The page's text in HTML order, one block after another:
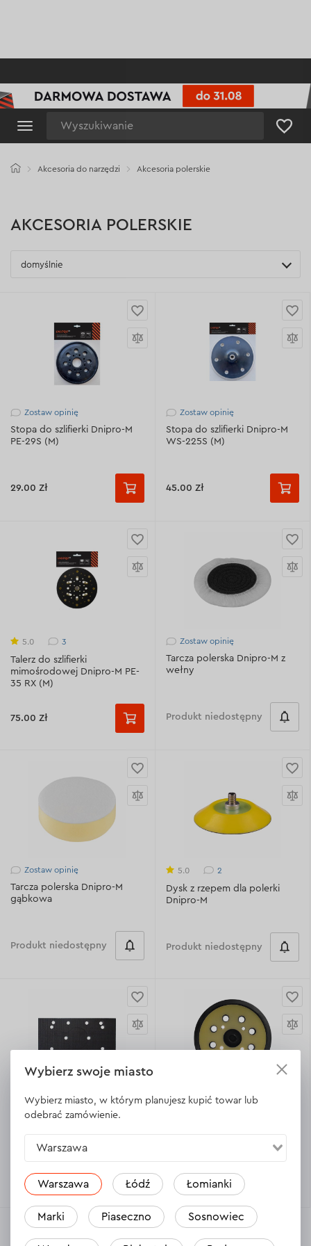
Akcesoria do narzędzi Akcesoria polerskie
AKCESORIA POLERSKIE
domyślnie
Zostaw opinię
Stopa do szlifierki Dnipro-M
PE-29S (M)
29.00 Zł
Zostaw opinię
Stopa do szlifierki Dnipro-M
WS-225S (M)
45.00 Zł
5.0 3
Talerz do szlifierki
mimośrodowej Dnipro-M PE-
35 RX (M)
75.00 Zł
Zostaw opinię
Tarcza polerska Dnipro-M z
wełny
Produkt niedostępny
Zostaw opinię
Tarcza polerska Dnipro-M
gąbkowa
Produkt niedostępny
5.0 2
Dysk z rzepem dla polerki
Dnipro-M
Produkt niedostępny
5.0 2
Talerz do szlifierki
Produkt niedostępny
Zostaw opinię
Produkt niedostępny
Wybierz swoje miasto
Wybierz miasto, w którym planujesz kupić towar lub
odebrać zamówienie.
Warszawa
Warszawa Łódź Łomianki
Marki Piaseczno Sosnowiec